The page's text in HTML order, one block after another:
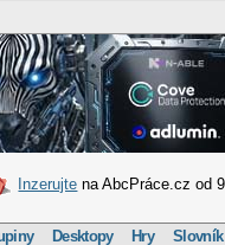
Inzerujte na AbcPráce.cz od
Desktopy Hry Slovník